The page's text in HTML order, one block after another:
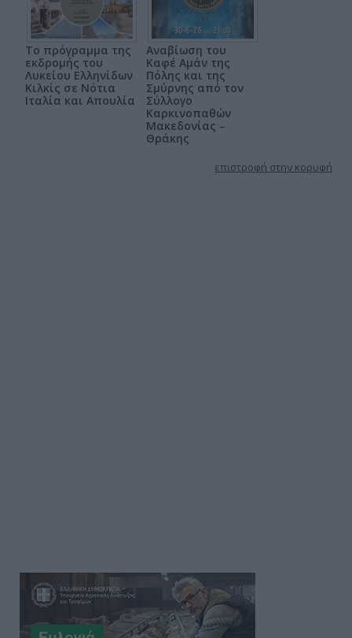
Το πρόγραμμα της
εκδρομής του
Λυκείου Ελληνίδων
Κιλκίς σε Νότια
Ιταλία και Απουλία
Αναβίωση του
Καφέ Αμάν της
Πόλης και της
Σμύρνης από τον
Σύλλογο
Καρκινοπαθών
Μακεδονίας –
Θράκης
επιστροφή στην κορυφή